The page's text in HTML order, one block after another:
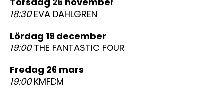
18:30EVA DAHLGREN
lördag 19 december
19:00THE FANTASTIC FOUR
fredag 26 mars
19:00KMFDM